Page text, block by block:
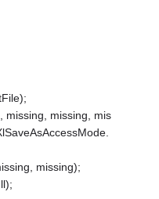
missing, missing, mis
missing);